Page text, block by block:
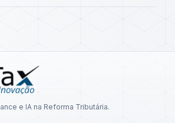
e IA na Reforma Tributária.